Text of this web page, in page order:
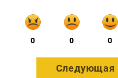
0 0 0
Следующая